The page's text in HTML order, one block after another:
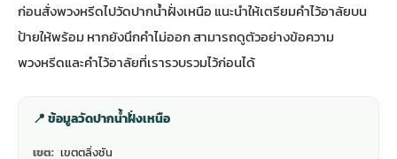
ก่อนสั่งพวงหรีดไปวัดปากน้ำฝั่งเหนือ แนะนำให้เตรียมคำไว้อาลัยบน
ป้ายให้พร้อม หากยังนึกคำไม่ออก สามารถดูตัวอย่างข้อความ
พวงหรีดและคำไว้อาลัยที่เรารวบรวมไว้ก่อนได้
📍 ข้อมูลวัดปากน้ำฝั่งเหนือ
เขต: เขตตลิ่งชัน